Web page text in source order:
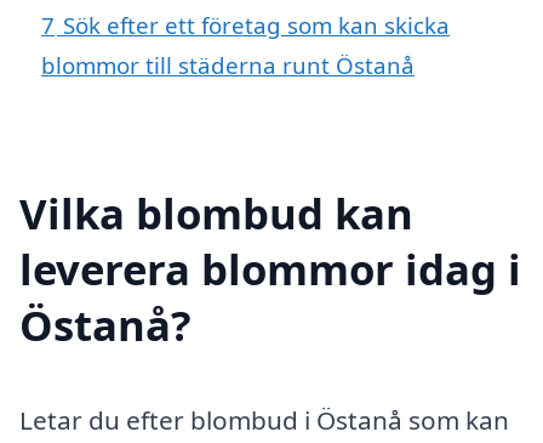
7 Sök efter ett företag som kan skicka
blommor till städerna runt Östanå
Vilka blombud kan
leverera blommor idag i
Östanå?
Letar du efter blombud i Östanå som kan